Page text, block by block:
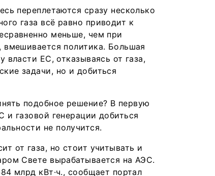
переплетаются сразу несколько
газа всё равно приводит к
меньше, чем при
вмешивается политика. Большая
власти ЕС, отказываясь от газа,
задачи, но и добиться
подобное решение? В первую
и газовой генерации добиться
не получится.
от газа, но стоит учитывать и
Свете вырабатывается на АЭС.
млрд кВт·ч., сообщает портал